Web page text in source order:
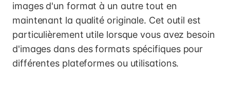
images d'un format à un autre tout en
maintenant la qualité originale. Cet outil est
particulièrement utile lorsque vous avez besoin
d'images dans des formats spécifiques pour
différentes plateformes ou utilisations.